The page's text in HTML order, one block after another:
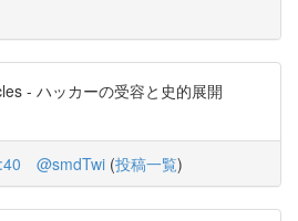
- ハッカーの受容と史的展開
@smdTwi (投稿一覧)